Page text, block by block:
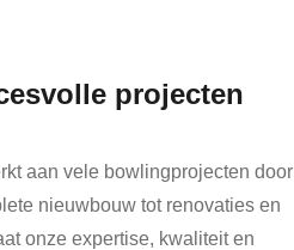
kund
projecten
aan vele bowlingprojecten door
nieuwbouw tot renovaties en
onze expertise, kwaliteit en